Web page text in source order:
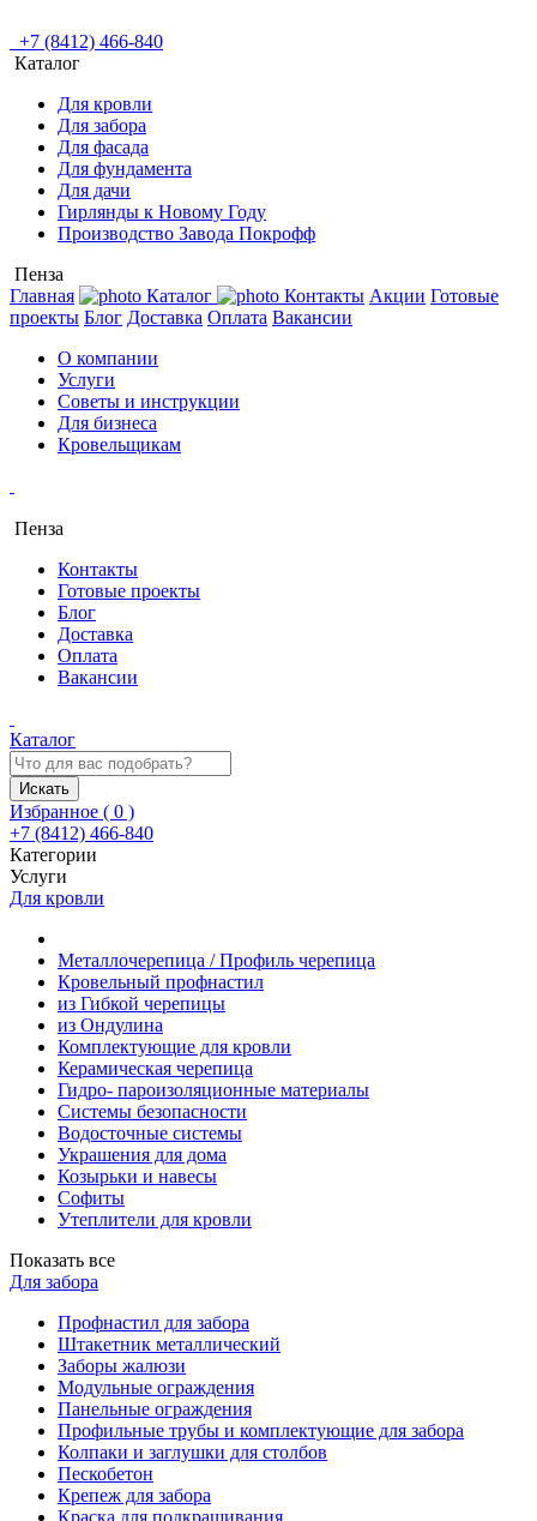
+7 (8412) 466-840
Каталог
Для кровли
Для забора
Для фасада
Для фундамента
Для дачи
Гирлянды к Новому Году
Производство Завода Покрофф
Пенза
Главная
Каталог Контакты Акции Готовые
проекты Блог Доставка Оплата Вакансии
О компании
Услуги
Советы и инструкции
Для бизнеса
Кровельщикам
Пенза
Контакты
Готовые проекты
Блог
Доставка
Оплата
Вакансии
Каталог
Искать
Избранное ( 0 )
+7 (8412) 466-840
Категории
Услуги
Для кровли
Металлочерепица / Профиль черепица
Кровельный профнастил
из Гибкой черепицы
из Ондулина
Комплектующие для кровли
Керамическая черепица
Гидро- пароизоляционные материалы
Системы безопасности
Водосточные системы
Украшения для дома
Козырьки и навесы
Софиты
Утеплители для кровли
Показать все
Для забора
Профнастил для забора
Штакетник металлический
Заборы жалюзи
Модульные ограждения
Панельные ограждения
Профильные трубы и комплектующие для забора
Колпаки и заглушки для столбов
Пескобетон
Крепеж для забора
Краска для подкрашивания